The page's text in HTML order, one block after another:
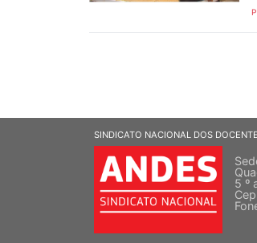
SINDICATO NACIONAL DOS
5 º